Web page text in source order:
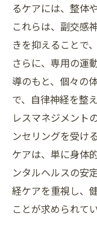
るケアには、整体
これらは、副交感
きを抑えることで
さらに、専用の運
導のもと、個々の
で、自律神経を整
レスマネジメント
ンセリングを受け
ケアは、単に身体
ンタルヘルスの安
経ケアを重視し、
ことが求められてい